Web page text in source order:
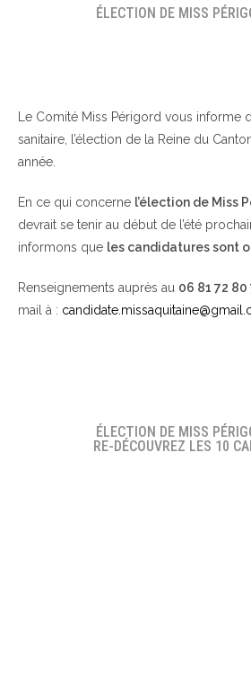
ÉLECTION DE MISS
Le Comité Miss Périgord vous informe
sanitaire, l’élection de la Reine du
année.
En ce qui concerne l’élection de Miss
devrait se tenir au début de l’été
informons que les candidatures sont
Renseignements auprès au 06 81 72 80
mail à :
ÉLECTION DE MISS
RE-DÉCOUVREZ LES 10